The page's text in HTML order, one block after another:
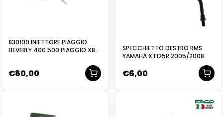
830199 INIETTORE PIAGGIO
BEVERLY 400 500 PIAGGIO X8
€80,00
SPECCHIETTO DESTRO RMS
YAMAHA XT125R 2005/2008
€6,00